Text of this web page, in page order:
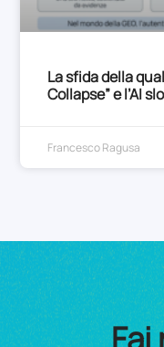
La sfida della
Collapse” e l’AI
Francesco Ragusa